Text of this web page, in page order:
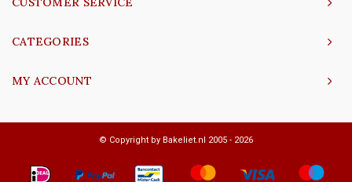
CATEGORIES
MY ACCOUNT
© Copyright by Bakeliet.nl 2005 - 2026